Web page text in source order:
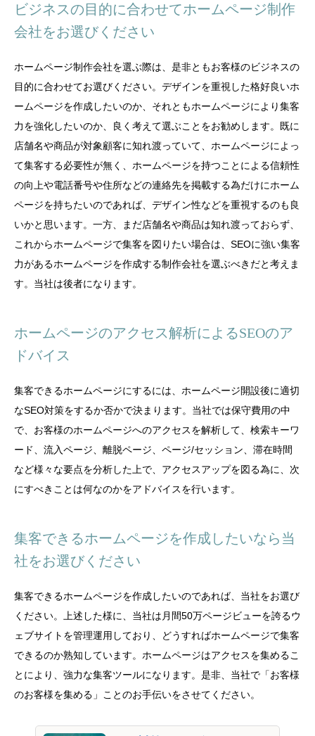
ビジネスの目的に合わせてホームページ制作
会社をお選びください
ホームページ制作会社を選ぶ際は、是非ともお客様のビジネスの
目的に合わせてお選びください。デザインを重視した格好良いホ
ームページを作成したいのか、それともホームページにより集客
力を強化したいのか、良く考えて選ぶことをお勧めします。既に
店舗名や商品が対象顧客に知れ渡っていて、ホームページによっ
て集客する必要性が無く、ホームページを持つことによる信頼性
の向上や電話番号や住所などの連絡先を掲載する為だけにホーム
ページを持ちたいのであれば、デザイン性などを重視するのも良
いかと思います。一方、まだ店舗名や商品は知れ渡っておらず、
これからホームページで集客を図りたい場合は、SEOに強い集客
力があるホームページを作成する制作会社を選ぶべきだと考えま
す。当社は後者になります。
ホームページのアクセス解析によるSEOのア
ドバイス
集客できるホームページにするには、ホームページ開設後に適切
なSEO対策をするか否かで決まります。当社では保守費用の中
で、お客様のホームページへのアクセスを解析して、検索キーワ
ード、流入ページ、離脱ページ、ページ/セッション、滞在時間
など様々な要点を分析した上で、アクセスアップを図る為に、次
にすべきことは何なのかをアドバイスを行います。
集客できるホームページを作成したいなら当
社をお選びください
集客できるホームページを作成したいのであれば、当社をお選び
ください。上述した様に、当社は月間50万ページビューを誇るウ
ェブサイトを管理運用しており、どうすればホームページで集客
できるのか熟知しています。ホームページはアクセスを集めるこ
とにより、強力な集客ツールになります。是非、当社で「お客様
のお客様を集める」ことのお手伝いをさせてください。